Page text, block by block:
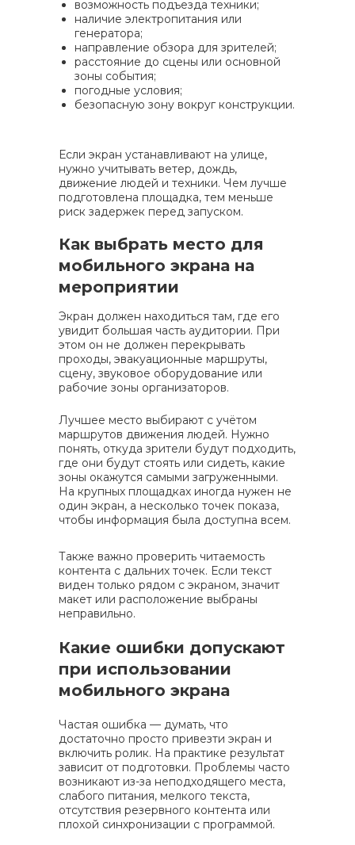
Если экран устанавливают на улице,
нужно учитывать ветер, дождь,
движение людей и техники. Чем лучше
подготовлена площадка, тем меньше
риск задержек перед запуском.
возможность подъезда техники;
наличие электропитания или
генератора;
направление обзора для зрителей;
расстояние до сцены или основной
зоны события;
погодные условия;
безопасную зону вокруг конструкции.
Экран должен находиться там, где его
увидит большая часть аудитории. При
этом он не должен перекрывать
проходы, эвакуационные маршруты,
сцену, звуковое оборудование или
рабочие зоны организаторов.
Лучшее место выбирают с учётом
маршрутов движения людей. Нужно
понять, откуда зрители будут подходить,
где они будут стоять или сидеть, какие
зоны окажутся самыми загруженными.
На крупных площадках иногда нужен не
один экран, а несколько точек показа,
чтобы информация была доступна всем.
Также важно проверить читаемость
контента с дальних точек. Если текст
виден только рядом с экраном, значит
макет или расположение выбраны
неправильно.
Частая ошибка — думать, что
достаточно просто привезти экран и
включить ролик. На практике результат
зависит от подготовки. Проблемы часто
возникают из-за неподходящего места,
слабого питания, мелкого текста,
отсутствия резервного контента или
плохой синхронизации с программой.
Как выбрать место для
мобильного экрана на
мероприятии
Какие ошибки допускают
при использовании
мобильного экрана